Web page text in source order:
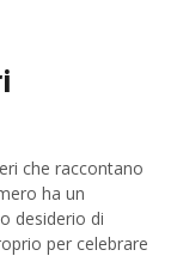
che raccontano
ha un
desiderio di
per celebrare